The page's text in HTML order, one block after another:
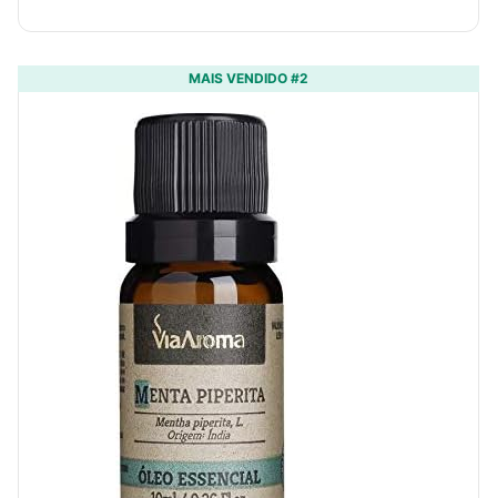
MAIS VENDIDO #2